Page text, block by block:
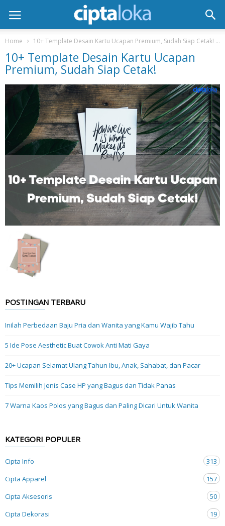
Home 10+ Template Desain Kartu Ucapan Premium, Sudah Siap Cetak!
10+ Template Desain Kartu Ucapan
Premium, Sudah Siap Cetak!
POSTINGAN TERBARU
Inilah Perbedaan Baju Pria dan Wanita yang Kamu Wajib Tahu
5 Ide Pose Aesthetic Buat Cowok Anti Mati Gaya
20+ Ucapan Selamat Ulang Tahun Ibu, Anak, Sahabat, dan Pacar
Tips Memilih Jenis Case HP yang Bagus dan Tidak Panas
7 Warna Kaos Polos yang Bagus dan Paling Dicari Untuk Wanita
KATEGORI POPULER
Cipta Info
313
Cipta Apparel
157
Cipta Aksesoris
50
Cipta Dekorasi
19